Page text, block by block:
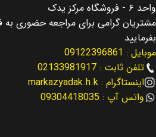
مناسب برای سانتافه Santafe
مناسب برای سال
2013 – 2016
واحد ۶ - فروشگاه مرکز یدک
مشتریان گرامی برای مراجعه حضوری
بفرمایید
موبایل : 09122396861
تلفن ثابت : 02133981917
اینستاگرام : markazyadak.h.k
واتس آپ : 09304418035